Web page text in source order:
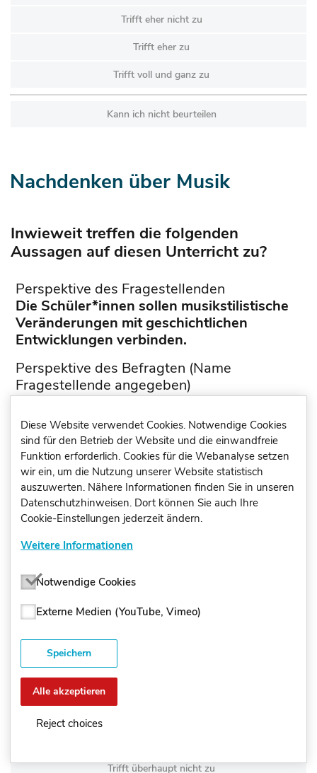
Trifft eher nicht zu
Trifft eher zu
Trifft voll und ganz zu
Kann ich nicht beurteilen
Nachdenken über Musik
Inwieweit treffen die folgenden
Aussagen auf diesen Unterricht zu?
Perspektive des Fragestellenden
Die Schüler*innen sollen musikstilistische
Veränderungen mit geschichtlichen
Entwicklungen verbinden.
Perspektive des Befragten (Name
Fragestellende angegeben)
Wir sollen musikstilistische Veränderungen
mit geschichtlichen Entwicklungen
verbinden.
Perspektive des Befragten (Name
Fragestellende angegeben)
Wir sollen musikstilistische Veränderungen
mit geschichtlichen Entwicklungen
(Selbstperspektive)
Wir sollen musikstilistische Veränderungen
mit geschichtlichen Entwicklungen
Perspektive des Befragten
(Selbstperspektive)
Wir sollen musikstilistische Veränderungen
mit geschichtlichen Entwicklungen
verbinden.
Trifft überhaupt nicht zu
Diese Website verwendet Cookies. Notwendige Cookies
sind für den Betrieb der Website und die einwandfreie
Funktion erforderlich. Cookies für die Webanalyse setzen
wir ein, um die Nutzung unserer Website statistisch
auszuwerten. Nähere Informationen finden Sie in unseren
Datenschutzhinweisen. Dort können Sie auch Ihre
Cookie-Einstellungen jederzeit ändern.
Weitere Informationen
Notwendige Cookies
Externe Medien (YouTube, Vimeo)
Speichern
Alle akzeptieren
Reject choices